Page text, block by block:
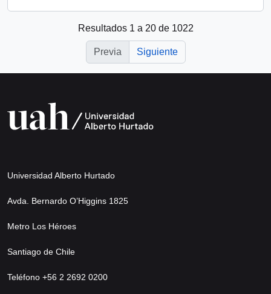
Resultados 1 a 20 de 1022
Previa Siguiente
Universidad Alberto Hurtado
Avda. Bernardo O’Higgins 1825
Metro Los Héroes
Santiago de Chile
Teléfono +56 2 2692 0200